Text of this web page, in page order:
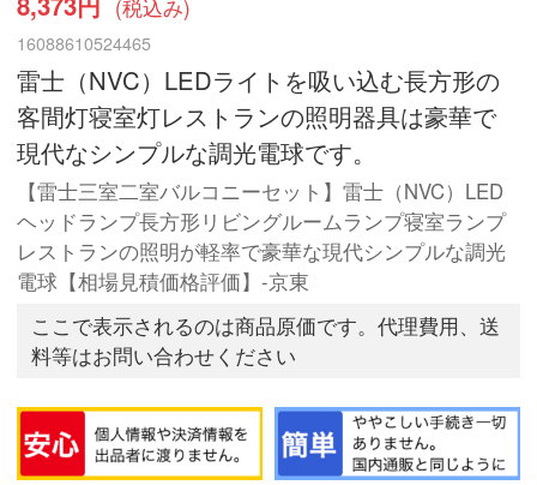
(税込み)
16088610524465
雷士（NVC）LEDライトを吸い込む長方形の
客間灯寝室灯レストランの照明器具は豪華で
現代なシンプルな調光電球です。
【雷士三室二室バルコニーセット】雷士（NVC）LED
ヘッドランプ長方形リビングルームランプ寝室ランプ
レストランの照明が軽率で豪華な現代シンプルな調光
電球【相場見積価格評価】-京東
ここで表示されるのは商品原価です。代理費用、送
料等はお問い合わせください